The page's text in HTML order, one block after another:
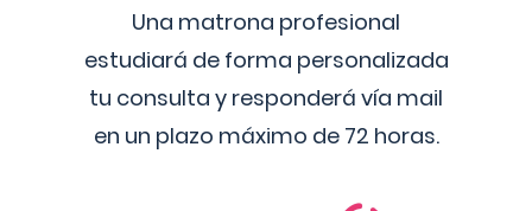
Una matrona profesional
estudiará de forma personalizada
tu consulta y responderá vía mail
en un plazo máximo de 72 horas.